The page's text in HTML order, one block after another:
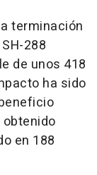
terminación
288
de unos 418
ha sido
en 188